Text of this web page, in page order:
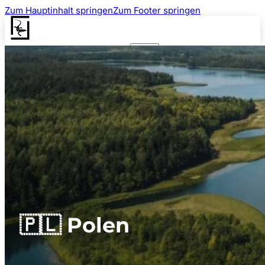
Zum Hauptinhalt springenZum Footer springen
🇵🇱 Polen